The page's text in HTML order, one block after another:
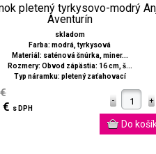
pletený tyrkysovo-modrý
Aventurín
skladom
Farba: modrá, tyrkysová
Materiál: saténová šnúrka, miner...
Rozmery: Obvod zápästia: 16 cm, š...
Typ náramku: pletený zaťahovací
€ s DPH